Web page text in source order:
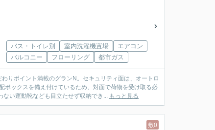
バス・トイレ別 室内洗濯機置場
エアコン
バルコニー
フローリング 都市ガス
りポイント満載のグランN。セキュリティ面は、オートロ
ボックスを備え付けているため、対面で荷物を受け取る必
い運動靴なども目立たせず収納でき... もっと見る
敷0